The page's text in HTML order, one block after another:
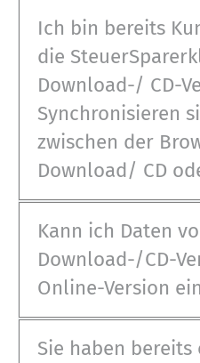
Ich bin bereits
die
Download-/ CD-Version oder App.
Synchronisieren
zwischen der Browserversion,
Download/ CD
Kann ich Daten
Download-/CD-
Online-Version
Sie haben